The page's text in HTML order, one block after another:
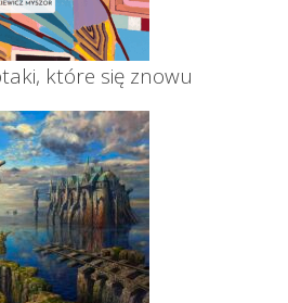
które się znowu